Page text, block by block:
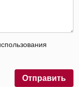
Отправить